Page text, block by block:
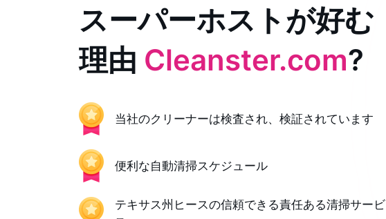
スーパーホストが好む
理由 Cleanster.com?
当社のクリーナーは検査され、検証されています
便利な自動清掃スケジュール
テキサス州ヒースの信頼できる責任ある清掃サービ